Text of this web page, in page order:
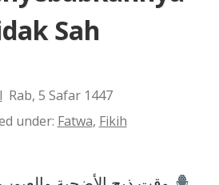
Sah
Rab, 5 Safar 1447
under: Fatwa, Fikih